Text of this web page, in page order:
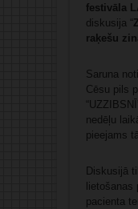
festivāla
diskusija “
raķešu
Saruna
Cēsu pils
nedēļu
pieejams
Diskusijā
lietošanas
pacienta